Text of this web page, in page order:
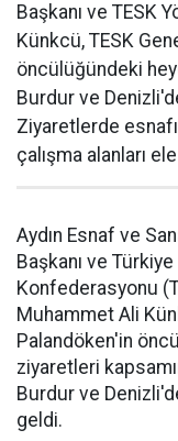
Başkanı ve TESK
Künkcü, TESK
öncülüğündeki
Burdur ve
Ziyaretlerde
çalışma alanları ele
Aydın Esnaf ve
Başkanı ve
Konfederasyonu
Muhammet Ali
Palandöken'in
ziyaretleri
Burdur ve
geldi.